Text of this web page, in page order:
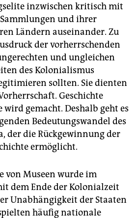
inzwischen kritisch mit
und ihrer
Ländern auseinander. Zu
der vorherrschenden
und ungleichen
des Kolonialismus
sollten. Sie dienten
Geschichte
wird gemacht. Deshalb geht es
Bedeutungswandel des
der die Rückgewinnung der
ermöglicht.
von Museen wurde im
dem Ende der Kolonialzeit
Unabhängigkeit der Staaten
häufig nationale